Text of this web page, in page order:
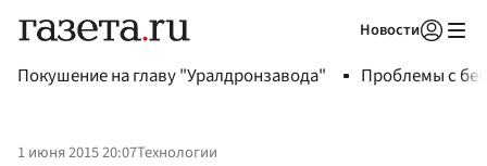
Новости
Покушение на главу "Уралдронзавода" Проблемы с
1 июня 2015 20:07Технологии